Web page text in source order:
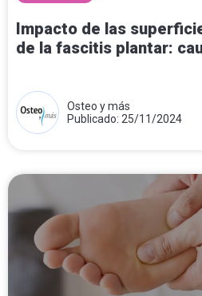
Impacto de las
de la fascitis plantar:
Osteo y más
Publicado: 25/11/2024